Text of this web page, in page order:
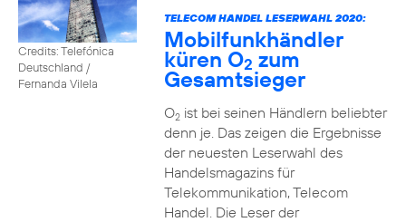
Credits: Telefónica
Deutschland /
Fernanda Vilela
TELECOM HANDEL LESERWAHL 2020:
Mobilfunkhändler
küren O2 zum
Gesamtsieger
O2ist bei seinen Händlern beliebter
denn je. Das zeigen die Ergebnisse
der neuesten Leserwahl des
Handelsmagazins für
Telekommunikation, Telecom
Handel. Die Leser der